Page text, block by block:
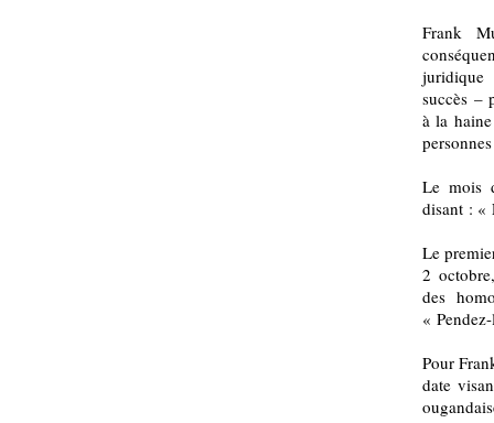
Frank
juridique
succès –
à la
Le mois
disant : «
Le
2
des
«
Pour
date